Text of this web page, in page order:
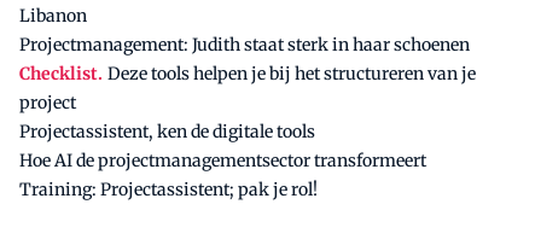
Libanon
Projectmanagement: Judith staat sterk in haar schoenen
Checklist. Deze tools helpen je bij het structureren van je
project
Projectassistent, ken de digitale tools
Hoe AI de projectmanagementsector transformeert
Training: Projectassistent; pak je rol!